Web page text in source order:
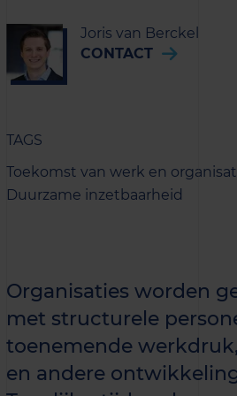
Joris van Berckel
CONTACT
TAGS
Toekomst van werk en
Duurzame inzetbaarheid
Organisaties worden
met structurele
toenemende
en andere